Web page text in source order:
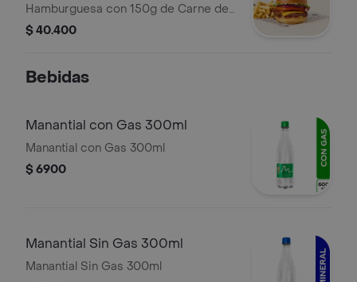
Hamburguesa con 150g de Carne de
Res a la Parrilla, Queso Americano
Mostaza en Pan Brioche Dorado en
Francesa.
$ 40.400
Bebidas
Manantial con Gas 300ml
Manantial con Gas 300ml
$ 6900
Manantial Sin Gas 300ml
Manantial Sin Gas 300ml